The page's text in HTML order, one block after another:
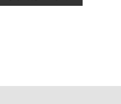
直接ご予約の店舗まで